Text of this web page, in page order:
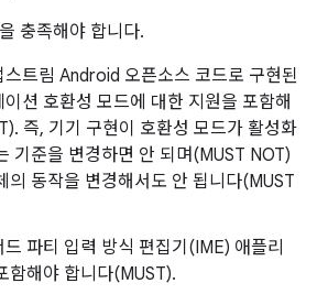
충족해야 합니다.
트림 Android 오픈소스 코드로 구현된
션 호환성 모드에 대한 지원을 포함해
즉, 기기 구현이 호환성 모드가 활성화
기준을 변경하면 안 되며(MUST NOT)
의 동작을 변경해서도 안 됩니다(MUST
파티 입력 방식 편집기(IME) 애플리
함해야 합니다(MUST).